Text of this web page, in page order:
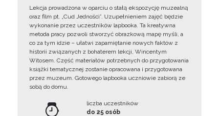
Lekcja prowadzona w oparciu o stałą ekspozycję muzealną
oraz film pt. „Cud Jedności”. Uzupełnieniem zajęć będzie
wykonanie przez uczestników lapbooka. Ta kreatywna
metoda pracy pozwoli stworzyć obrazkową mapę myśli, a
co za tym idzie – ułatwi zapamiętanie nowych faktów z
historii związanych z bohaterem lekcji, Wincentym
Witosem. Część materiałów potrzebnych do przygotowania
książki tematycznej zostanie opracowana i przygotowana
przez muzeum. Gotowego lapbooka uczniowie zabiorą ze
sobą do domu.
liczba uczestników
do 25 osób